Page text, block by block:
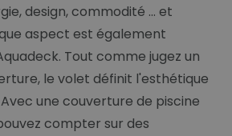
design, commodité ... et
aspect est également
Tout comme jugez un
le volet définit l'esthétique
une couverture de piscine
compter sur des